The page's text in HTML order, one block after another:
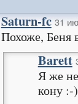
Saturn-fc 31
Похоже, Беня
Barett
Я же
кону :-)